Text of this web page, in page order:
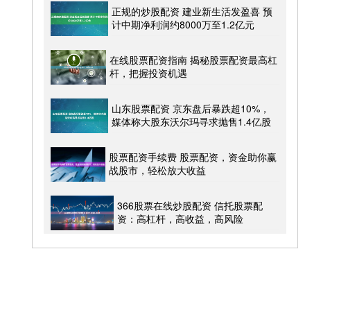
正规的炒股配资 建业新生活发盈喜 预
计中期净利润约8000万至1.2亿元
在线股票配资指南 揭秘股票配资最高杠
杆，把握投资机遇
山东股票配资 京东盘后暴跌超10%，
媒体称大股东沃尔玛寻求抛售1.4亿股
股票配资手续费 股票配资，资金助你赢
战股市，轻松放大收益
366股票在线炒股配资 信托股票配
资：高杠杆，高收益，高风险